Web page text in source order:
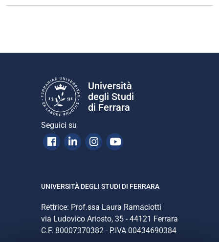
Università
degli Studi
di Ferrara
Seguici su
Facebook
LinkedinInstagram
Youtube
UNIVERSITÀ DEGLI STUDI DI FERRARA
Rettrice: Prof.ssa Laura Ramaciotti
via Ludovico Ariosto, 35 - 44121 Ferrara
C.F. 80007370382 - P.IVA 00434690384